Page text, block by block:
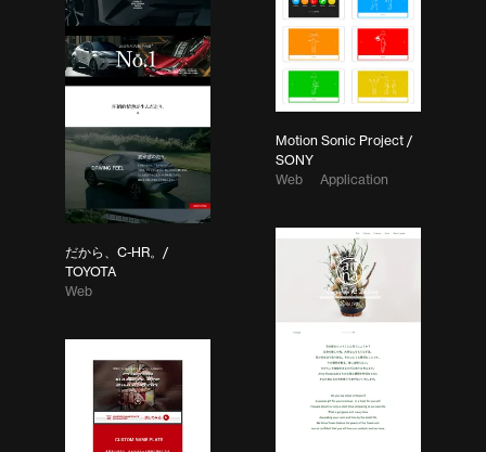
だから、C-HR。/
TOYOTA
Web
Motion Sonic Project /
SONY
Web
Application